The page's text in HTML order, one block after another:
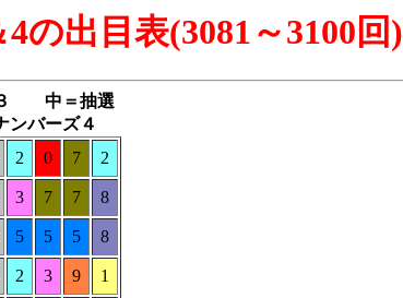
の出目表(3081～3100回)
３ 中＝抽選
バーズ４
2 0 7 2
3 7 7 8
5 5 5 8
2 3 9 1